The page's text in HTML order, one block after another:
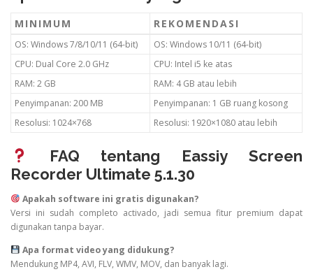
MINIMUM REKOMENDASI
OS: Windows 7/8/10/11 (64-bit)
OS: Windows 10/11 (64-bit)
CPU: Dual Core 2.0 GHz
CPU: Intel i5 ke atas
RAM: 2 GB
RAM: 4 GB atau lebih
Penyimpanan: 200 MB
Penyimpanan: 1 GB ruang kosong
Resolusi: 1024×768
Resolusi: 1920×1080 atau lebih
FAQ tentang Eassiy Screen
Recorder Ultimate 5.1.30
Apakah software ini gratis digunakan?
Versi ini sudah completo activado, jadi semua fitur premium dapat
digunakan tanpa bayar.
Apa format video yang didukung?
Mendukung MP4, AVI, FLV, WMV, MOV, dan banyak lagi.